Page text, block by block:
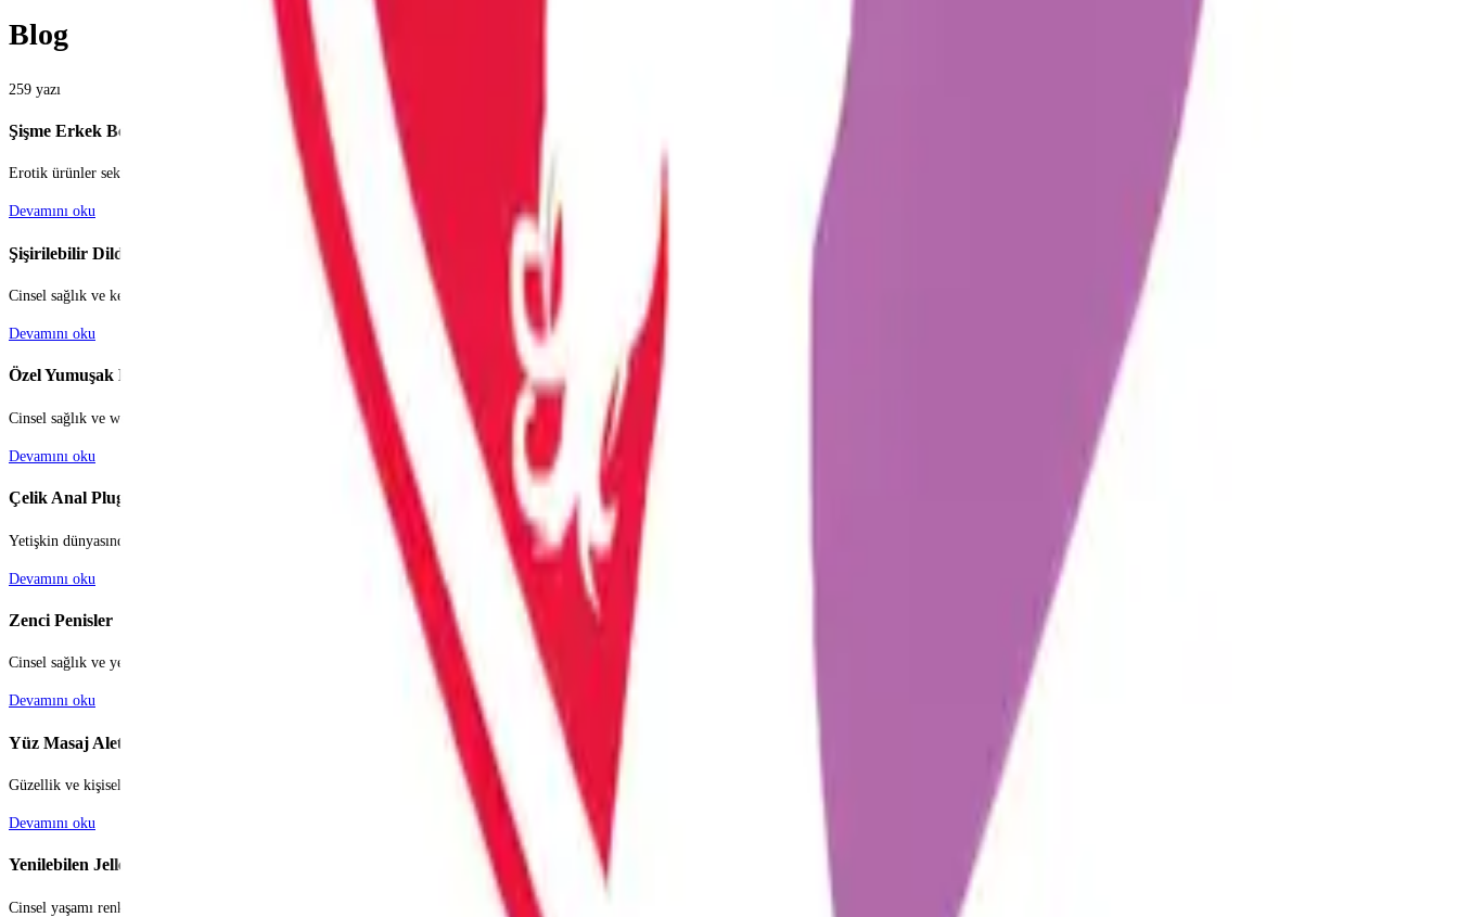
Blog
259 yazı
Şişme Erkek Bebekler
Erotik ürünler sektörü, bireysel ihtiyaçların ve fantezilerin özgürce keşfedilmesini sağlayan, modern dünyada tabuları yıkan geniş bir ye...
Devamını oku
Şişirilebilir Dildo ve Pluglar
Cinsel sağlık ve keyif dünyası, teknolojinin gelişmesiyle birlikte her geçen gün daha inovatif ürünlerle tanışmaktadır. Bu yenilikçi yakl...
Devamını oku
Özel Yumuşak Penisler
Cinsel sağlık ve wellness dünyası, bireylerin kendilerini keşfetme ve partnerleriyle olan bağlarını güçlendirme yolculuğunda her geçen gü...
Devamını oku
Çelik Anal Pluglar
Yetişkin dünyasında hem estetik görünümü hem de benzersiz hissiyle öne çıkan çelik anal pluglar, son yıllarda fantezi dünyasının en çok t...
Devamını oku
Zenci Penisler
Cinsel sağlık ve yetişkin oyuncakları sektörü, bireylerin ve çiftlerin kendilerini keşfetmelerine, rutinlerini renklendirmelerine ve cins...
Devamını oku
Yüz Masaj Aleti
Güzellik ve kişisel bakım dünyası, her geçen gün yenilenen trendlerle ve teknolojik gelişmelerle evrilmeye devam ediyor. Son yılların en...
Devamını oku
Yenilebilen Jeller
Cinsel yaşamı renklendirmek, monotonluktan uzaklaşmak ve partnerler arasındaki bağı güçlendirmek için küçük ama etkili dokunuşlar her zam...